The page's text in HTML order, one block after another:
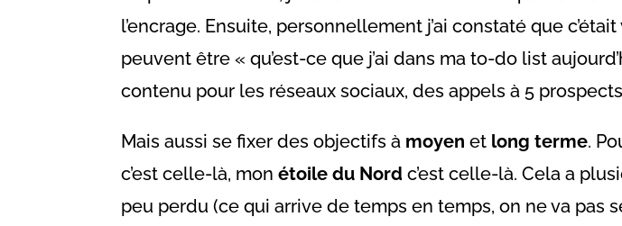
l’encrage. Ensuite, personnellement j’ai constaté que
peuvent être « qu’est-ce que j’ai dans ma to-do list
contenu pour les réseaux sociaux, des appels à 5
Mais aussi se fixer des objectifs à moyen et long terme.
c’est celle-là, monétoile du Nord c’est celle-là. Cela a
peu perdu (ce qui arrive de temps en temps, on ne va pas